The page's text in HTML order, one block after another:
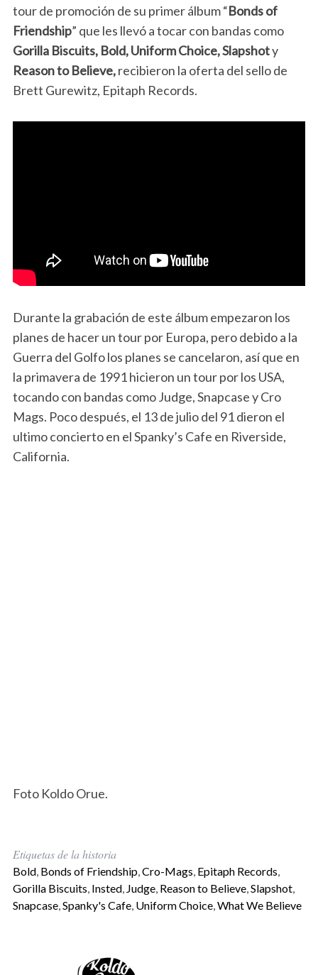
tour de promoción de su primer álbum “Bonds of
Friendship” que les llevó a tocar con bandas como
Gorilla Biscuits, Bold, Uniform Choice, Slapshoty
Reason to Believe,recibieron la oferta del sello de
Brett Gurewitz, Epitaph Records.
Durante la grabación de este álbum empezaron los
planes de hacer un tour por Europa, pero debido a la
Guerra del Golfo los planes se cancelaron, así que en
la primavera de 1991 hicieron un tour por los USA,
tocando con bandas como Judge, Snapcase y Cro
Mags. Poco después, el 13 de julio del 91 dieron el
ultimo concierto en el Spanky’s Cafe en Riverside,
California.
Foto Koldo Orue.
Etiquetas de la historia
Bold, Bonds of Friendship,Cro-Mags, Epitaph Records,
Gorilla Biscuits, Insted, Judge, Reason to Believe,Slapshot,
Snapcase,Spanky's Cafe, Uniform Choice,What We Believe